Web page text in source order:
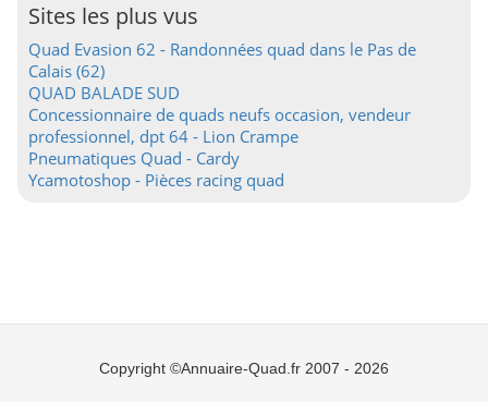
Sites les plus vus
Quad Evasion 62 - Randonnées quad dans le Pas de
Calais (62)
QUAD BALADE SUD
Concessionnaire de quads neufs occasion, vendeur
professionnel, dpt 64 - Lion Crampe
Pneumatiques Quad - Cardy
Ycamotoshop - Pièces racing quad
Copyright ©Annuaire-Quad.fr 2007 - 2026